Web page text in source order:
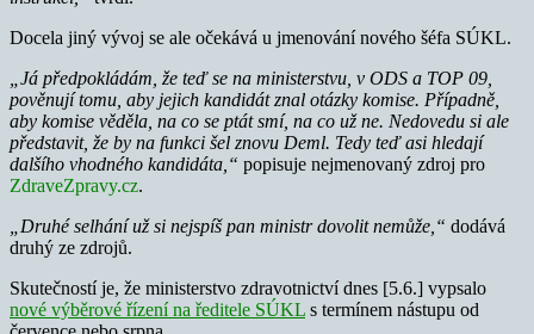
Docela jiný vývoj se ale očekává u jmenování nového šéfa SÚKL.
„Já předpokládám, že teď se na ministerstvu, v ODS a TOP 09,
pověnují tomu, aby jejich kandidát znal otázky komise. Případně,
aby komise věděla, na co se ptát smí, na co už ne. Nedovedu si ale
představit, že by na funkci šel znovu Deml. Tedy teď asi hledají
dalšího vhodného kandidáta,“ popisuje nejmenovaný zdroj pro
ZdraveZpravy.cz.
„Druhé selhání už si nejspíš pan ministr dovolit nemůže,“ dodává
druhý ze zdrojů.
Skutečností je, že ministerstvo zdravotnictví dnes [5.6.] vypsalo
nové výběrové řízení na ředitele SÚKL s termínem nástupu od